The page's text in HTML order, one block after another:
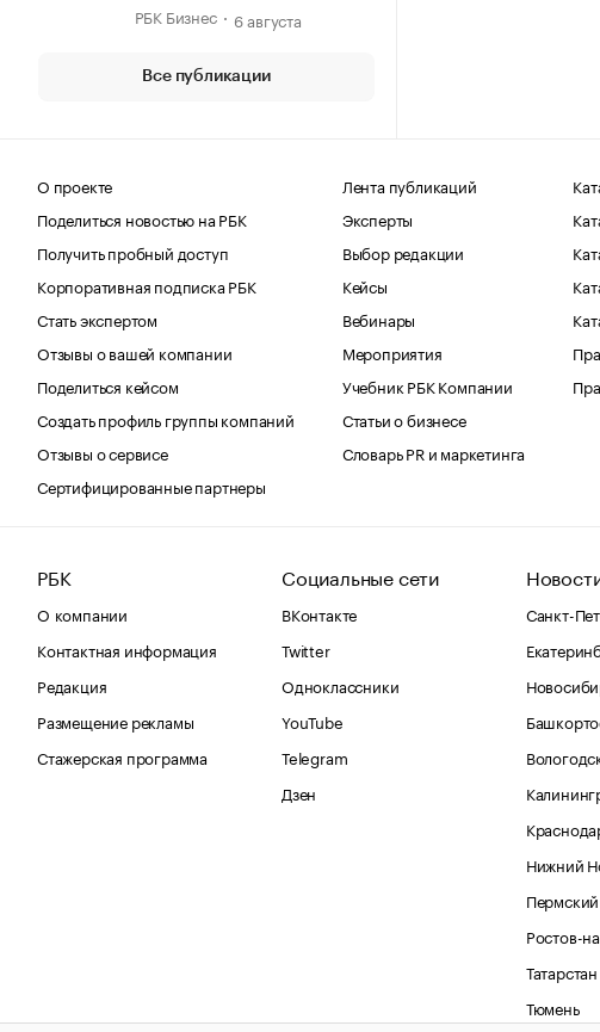
РБК Бизнес
6 августа
Все публикации
О проекте
Поделиться новостью на РБК
Получить пробный доступ
Корпоративная подписка РБК
Стать экспертом
Отзывы о вашей компании
Поделиться кейсом
Создать профиль группы компаний
Отзывы о сервисе
Сертифицированные партнеры
Лента публикаций
Эксперты
Выбор редакции
Кейсы
Вебинары
Мероприятия
Учебник РБК Компании
Статьи о бизнесе
Словарь PR и маркетинга
РБК
О компании
Контактная информация
Редакция
Размещение рекламы
Стажерская программа
Социальные сети
ВКонтакте
Twitter
Одноклассники
YouTube
Telegram
Дзен
Санкт-
Нижний
Ростов-
Татарстан
Тюмень